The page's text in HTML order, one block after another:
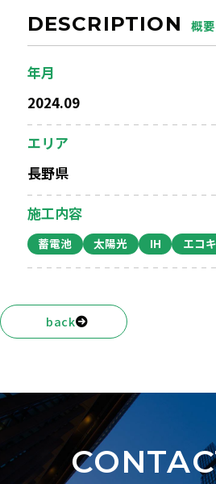
DESCRIPTION 概要
年月
2024.09
エリア
長野県
施工内容
蓄電池 太陽光 IH エコ
back